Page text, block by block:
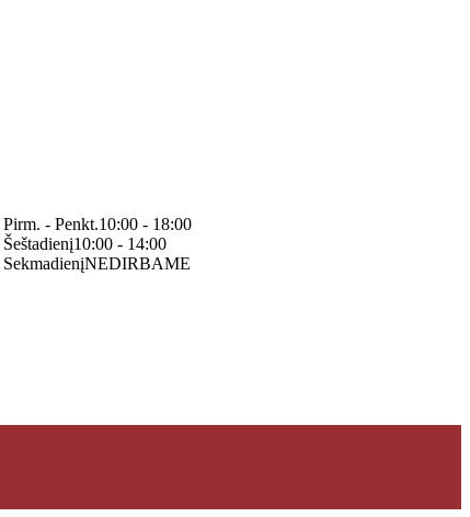
Pirm. - Penkt.10:00 - 18:00
Šeštadienį10:00 - 14:00
SekmadienįNEDIRBAME